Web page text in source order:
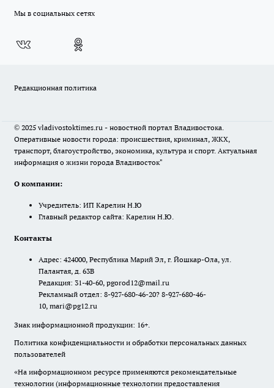
Мы в социальных сетях
Редакционная политика
© 2025 vladivostoktimes.ru - новостной портал Владивостока.
Оперативные новости города: происшествия, криминал, ЖКХ,
транспорт, благоустройство, экономика, культура и спорт. Актуальная
информация о жизни города Владивосток"
О компании:
Учредитель: ИП Карелин Н.Ю
Главный редактор сайта: Карелин Н.Ю.
Контакты
Адрес: 424000, Республика Марий Эл, г. Йошкар-Ола, ул.
Палантая, д. 63В
Редакция: 31-40-60, pgorod12@mail.ru
Рекламный отдел: 8-927-680-46-20? 8-927-680-46-
10, mari@pg12.ru
Знак информационной продукции: 16+.
Политика конфиденциальности и обработки персональных данных
пользователей
«На информационном ресурсе применяются рекомендательные
технологии (информационные технологии предоставления